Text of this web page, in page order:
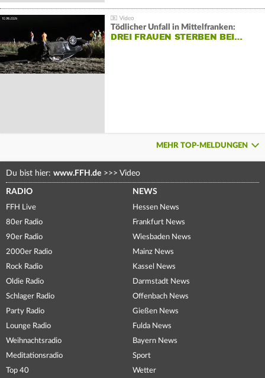
Tödlicher Unfall in Mittelfranken:
DREI FRAUEN STERBEN BEI…
MEHR TOP-MELDUNGEN
Du bist hier: www.FFH.de >>> Video
RADIO
FFH Live
80er Radio
90er Radio
2000er Radio
Rock Radio
Oldie Radio
Schlager Radio
Party Radio
Lounge Radio
Weihnachtsradio
Meditationsradio
Top 40
NEWS
Hessen News
Frankfurt News
Wiesbaden News
Mainz News
Kassel News
Darmstadt News
Offenbach News
Gießen News
Fulda News
Bayern News
Sport
Wetter